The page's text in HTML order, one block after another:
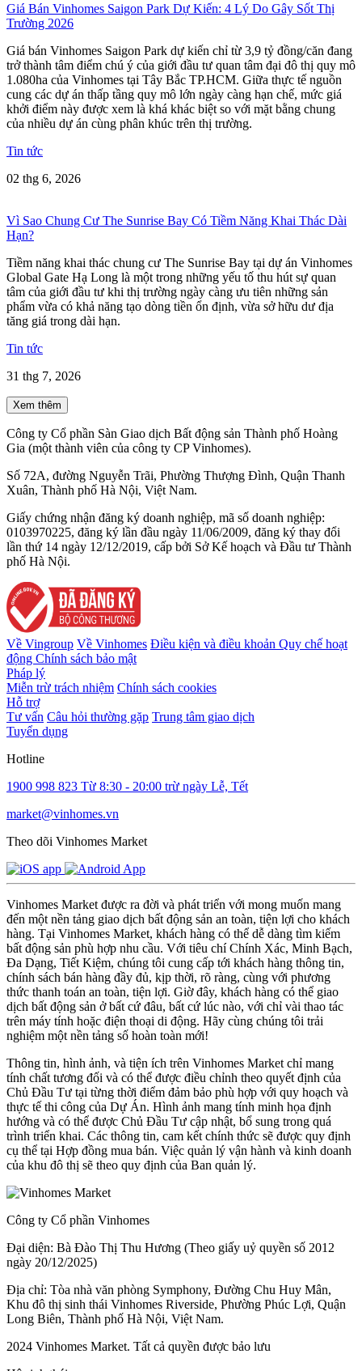
Giá Bán Vinhomes Saigon Park Dự Kiến: 4 Lý Do Gây Sốt Thị
Trường 2026
Giá bán Vinhomes Saigon Park dự kiến chỉ từ 3,9 tỷ đồng/căn đang
trở thành tâm điểm chú ý của giới đầu tư quan tâm đại đô thị quy mô
1.080ha của Vinhomes tại Tây Bắc TP.HCM. Giữa thực tế nguồn
cung các dự án thấp tầng quy mô lớn ngày càng hạn chế, mức giá
khởi điểm này được xem là khá khác biệt so với mặt bằng chung
của nhiều dự án cùng phân khúc trên thị trường.
Tin tức
02 thg 6, 2026
Vì Sao Chung Cư The Sunrise Bay Có Tiềm Năng Khai Thác Dài
Hạn?
Tiềm năng khai thác chung cư The Sunrise Bay tại dự án Vinhomes
Global Gate Hạ Long là một trong những yếu tố thu hút sự quan
tâm của giới đầu tư khi thị trường ngày càng ưu tiên những sản
phẩm vừa có khả năng tạo dòng tiền ổn định, vừa sở hữu dư địa
tăng giá trong dài hạn.
Tin tức
31 thg 7, 2026
Xem thêm
Công ty Cổ phần Sàn Giao dịch Bất động sản Thành phố Hoàng
Gia (một thành viên của công ty CP Vinhomes).
Số 72A, đường Nguyễn Trãi, Phường Thượng Đình, Quận Thanh
Xuân, Thành phố Hà Nội, Việt Nam.
Giấy chứng nhận đăng ký doanh nghiệp, mã số doanh nghiệp:
0103970225, đăng ký lần đầu ngày 11/06/2009, đăng ký thay đổi
lần thứ 14 ngày 12/12/2019, cấp bởi Sở Kế hoạch và Đầu tư Thành
phố Hà Nội.
Về Vingroup Về Vinhomes Điều kiện và điều khoản Quy chế hoạt
động Chính sách bảo mật
Pháp lý
Miễn trừ trách nhiệm Chính sách cookies
Hỗ trợ
Tư vấn Câu hỏi thường gặp Trung tâm giao dịch
Tuyển dụng
Hotline
1900 998 823 Từ 8:30 - 20:00 trừ ngày Lễ, Tết
market@vinhomes.vn
Theo dõi Vinhomes Market
Vinhomes Market được ra đời và phát triển với mong muốn mang
đến một nền tảng giao dịch bất động sản an toàn, tiện lợi cho khách
hàng. Tại Vinhomes Market, khách hàng có thể dễ dàng tìm kiếm
bất động sản phù hợp nhu cầu. Với tiêu chí Chính Xác, Minh Bạch,
Đa Dạng, Tiết Kiệm, chúng tôi cung cấp tới khách hàng thông tin,
chính sách bán hàng đầy đủ, kịp thời, rõ ràng, cùng với phương
thức thanh toán an toàn, tiện lợi. Giờ đây, khách hàng có thể giao
dịch bất động sản ở bất cứ đâu, bất cứ lúc nào, với chỉ vài thao tác
trên máy tính hoặc điện thoại di động. Hãy cùng chúng tôi trải
nghiệm một nền tảng số hoàn toàn mới!
Thông tin, hình ảnh, và tiện ích trên Vinhomes Market chỉ mang
tính chất tương đối và có thể được điều chỉnh theo quyết định của
Chủ Đầu Tư tại từng thời điểm đảm bảo phù hợp với quy hoạch và
thực tế thi công của Dự Án. Hình ảnh mang tính minh họa định
hướng và có thể được Chủ Đầu Tư cập nhật, bổ sung trong quá
trình triển khai. Các thông tin, cam kết chính thức sẽ được quy định
cụ thể tại Hợp đồng mua bán. Việc quản lý vận hành và kinh doanh
của khu đô thị sẽ theo quy định của Ban quản lý.
Công ty Cổ phần Vinhomes
Đại diện: Bà Đào Thị Thu Hương (Theo giấy uỷ quyền số 2012
ngày 20/12/2025)
Địa chỉ: Tòa nhà văn phòng Symphony, Đường Chu Huy Mân,
Khu đô thị sinh thái Vinhomes Riverside, Phường Phúc Lợi, Quận
Long Biên, Thành phố Hà Nội, Việt Nam.
2024 Vinhomes Market. Tất cả quyền được bảo lưu